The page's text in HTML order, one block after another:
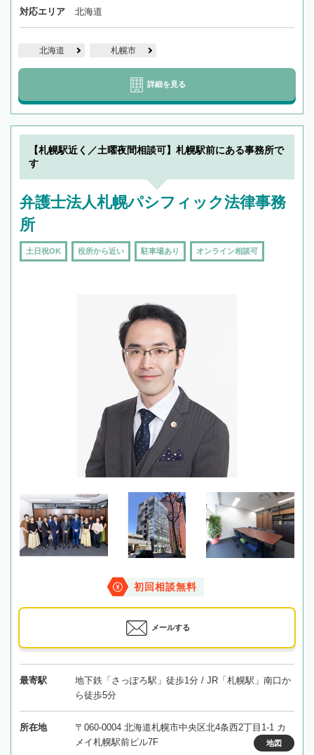
対応エリア 北海道
北海道 札幌市
詳細を見る
【札幌駅近く／土曜夜間相談可】札幌駅前にある事務所で
す
弁護士法人札幌パシフィック法律事務
所
土日祝OK 役所から近い 駐車場あり オンライン相談可
初回相談無料
メールする
最寄駅
地下鉄「さっぽろ駅」徒歩1分 / JR「札幌駅」南口か
ら徒歩5分
所在地
〒060-0004 北海道札幌市中央区北4条西2丁目1-1 カ
メイ札幌駅前ビル7F
地図